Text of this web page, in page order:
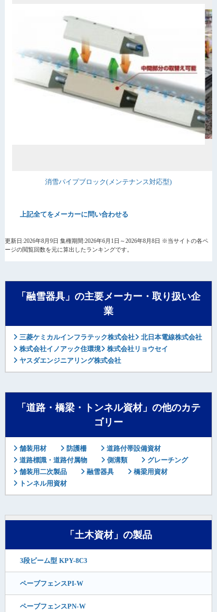
消雪パイプブロック(メンテナンス対応型)
上記全てをメーカーに問い合わせる
更新日:2026年8月9日 集権期間:2026年6月1日～2026年8月8日 ※当サイトの各ペ
ージの閲覧回数を元に算出したランキングです。
「融雪器具」の主要メーカー・取り扱い企
業
三菱ケミカルインフラテック株式会社
北日本電線株式会社
株式会社イノアック住環境
株式会社リョウセイ
ヤスダエンジニアリング株式会社
「道路・橋梁・トンネル資材」の他のカテ
ゴリー
舗装用材 防護柵
道路付帯設備資材
道路標識・道路付属物
側溝類
グレーチング
舗装用二次製品
融雪器具
橋梁用資材
トンネル用資材
「土木資材」の製品
3段ビーム型 KPY-8C3
ペーブフェンスPI-W
ペーブフェンスPN-W